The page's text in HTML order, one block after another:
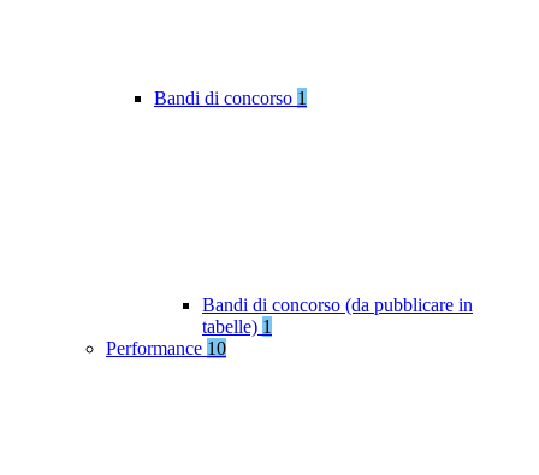
Bandi di concorso 1
Bandi di concorso (da pubblicare in
tabelle) 1
Performance 10